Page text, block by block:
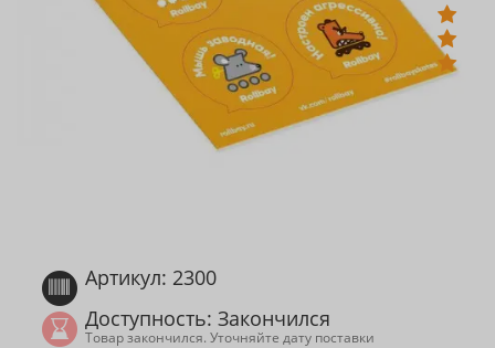
Артикул: 2300
Доступность: Закончился
Товар закончился. Уточняйте дату поставки